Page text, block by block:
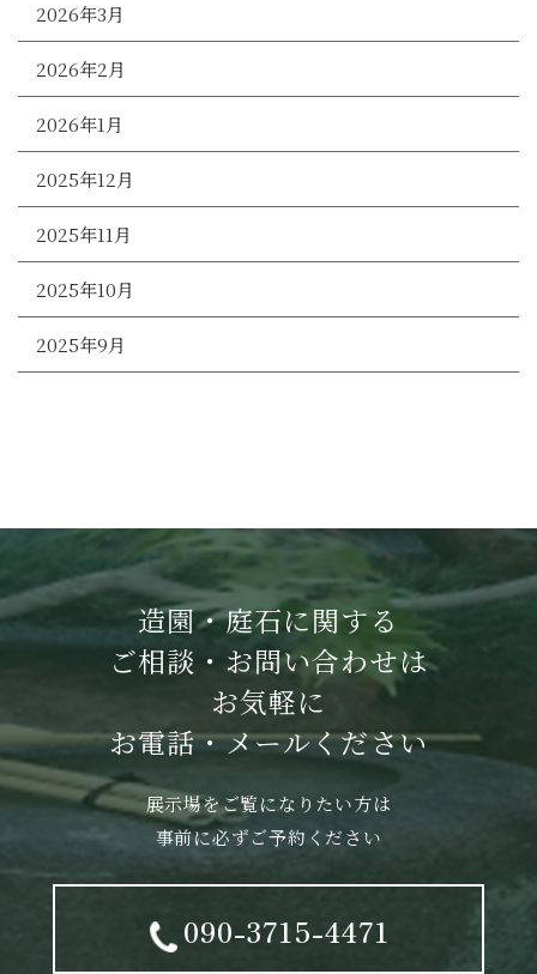
2026年3月
2026年2月
2026年1月
2025年12月
2025年11月
2025年10月
2025年9月
造園・庭石に関する
ご相談・お問い合わせは
お気軽に
お電話・メールください
展示場をご覧になりたい方は
事前に必ずご予約ください
090-3715-4471